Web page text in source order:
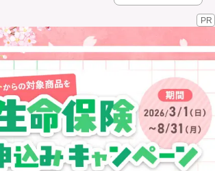
資料請求
（無料）
訪問相談
イオンカード会員さま専用保険
PR